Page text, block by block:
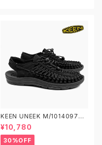
KEEN UNEEK M/1014097
W/1014099 キーン ユニーク
¥10,780
30%OFF